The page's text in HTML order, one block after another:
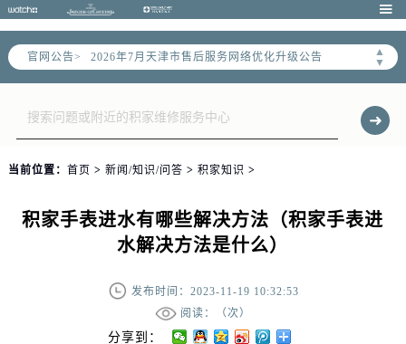

官网公告>
▲
▼
2026年7月天津市售后服务网络优化升级公告
2026年7月天津市官方售后客户服务热线：
2026年7月售后服务中心最新网点地址：
天津市和平区赤峰道136号天津国际金融中心写字楼26层2603室（需提前预约）
当前位置： 首页 > 新闻/知识/问答 > 积家知识 >
积家手表进水有哪些解决方法（积家手表进
水解决方法是什么）
发布时间：2023-11-19 10:32:53
阅读：（次）
分享到：